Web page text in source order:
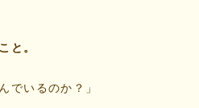
と。
でいるのか？」